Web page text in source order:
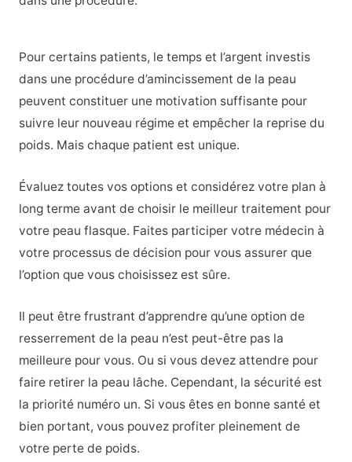
Pour certains patients, le temps et l’argent investis
dans une procédure d’amincissement de la peau
peuvent constituer une motivation suffisante pour
suivre leur nouveau régime et empêcher la reprise du
poids. Mais chaque patient est unique.
Évaluez toutes vos options et considérez votre plan à
long terme avant de choisir le meilleur traitement pour
votre peau flasque. Faites participer votre médecin à
votre processus de décision pour vous assurer que
l’option que vous choisissez est sûre.
Il peut être frustrant d’apprendre qu’une option de
resserrement de la peau n’est peut-être pas la
meilleure pour vous. Ou si vous devez attendre pour
faire retirer la peau lâche. Cependant, la sécurité est
la priorité numéro un. Si vous êtes en bonne santé et
bien portant, vous pouvez profiter pleinement de
votre perte de poids.